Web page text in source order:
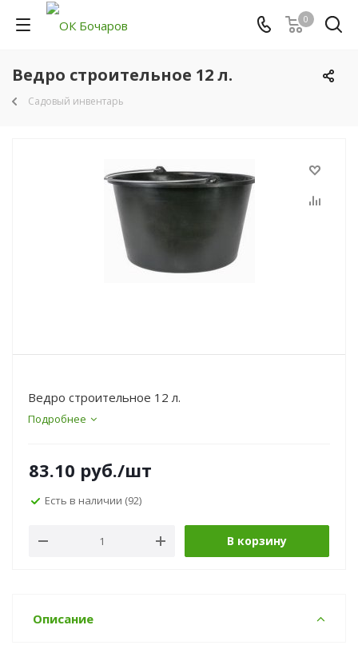
0
Ведро строительное 12 л.
Садовый инвентарь
Ведро строительное 12 л.
Подробнее
83.10 руб./шт
Есть в наличии (92)
В корзину
Описание